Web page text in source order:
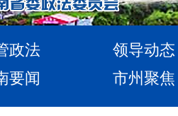
政法
领导动态
要闻
市州聚焦